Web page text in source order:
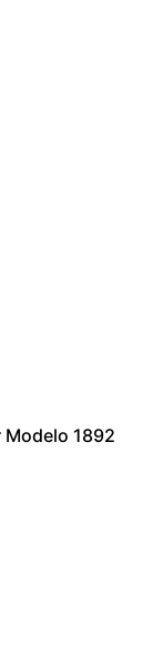
1892